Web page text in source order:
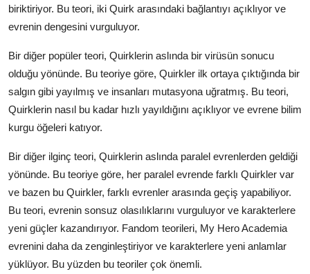
biriktiriyor. Bu teori, iki Quirk arasındaki bağlantıyı açıklıyor ve
evrenin dengesini vurguluyor.
Bir diğer popüler teori, Quirklerin aslında bir virüsün sonucu
olduğu yönünde. Bu teoriye göre, Quirkler ilk ortaya çıktığında bir
salgın gibi yayılmış ve insanları mutasyona uğratmış. Bu teori,
Quirklerin nasıl bu kadar hızlı yayıldığını açıklıyor ve evrene bilim
kurgu öğeleri katıyor.
Bir diğer ilginç teori, Quirklerin aslında paralel evrenlerden geldiği
yönünde. Bu teoriye göre, her paralel evrende farklı Quirkler var
ve bazen bu Quirkler, farklı evrenler arasında geçiş yapabiliyor.
Bu teori, evrenin sonsuz olasılıklarını vurguluyor ve karakterlere
yeni güçler kazandırıyor. Fandom teorileri, My Hero Academia
evrenini daha da zenginleştiriyor ve karakterlere yeni anlamlar
yüklüyor. Bu yüzden bu teoriler çok önemli.